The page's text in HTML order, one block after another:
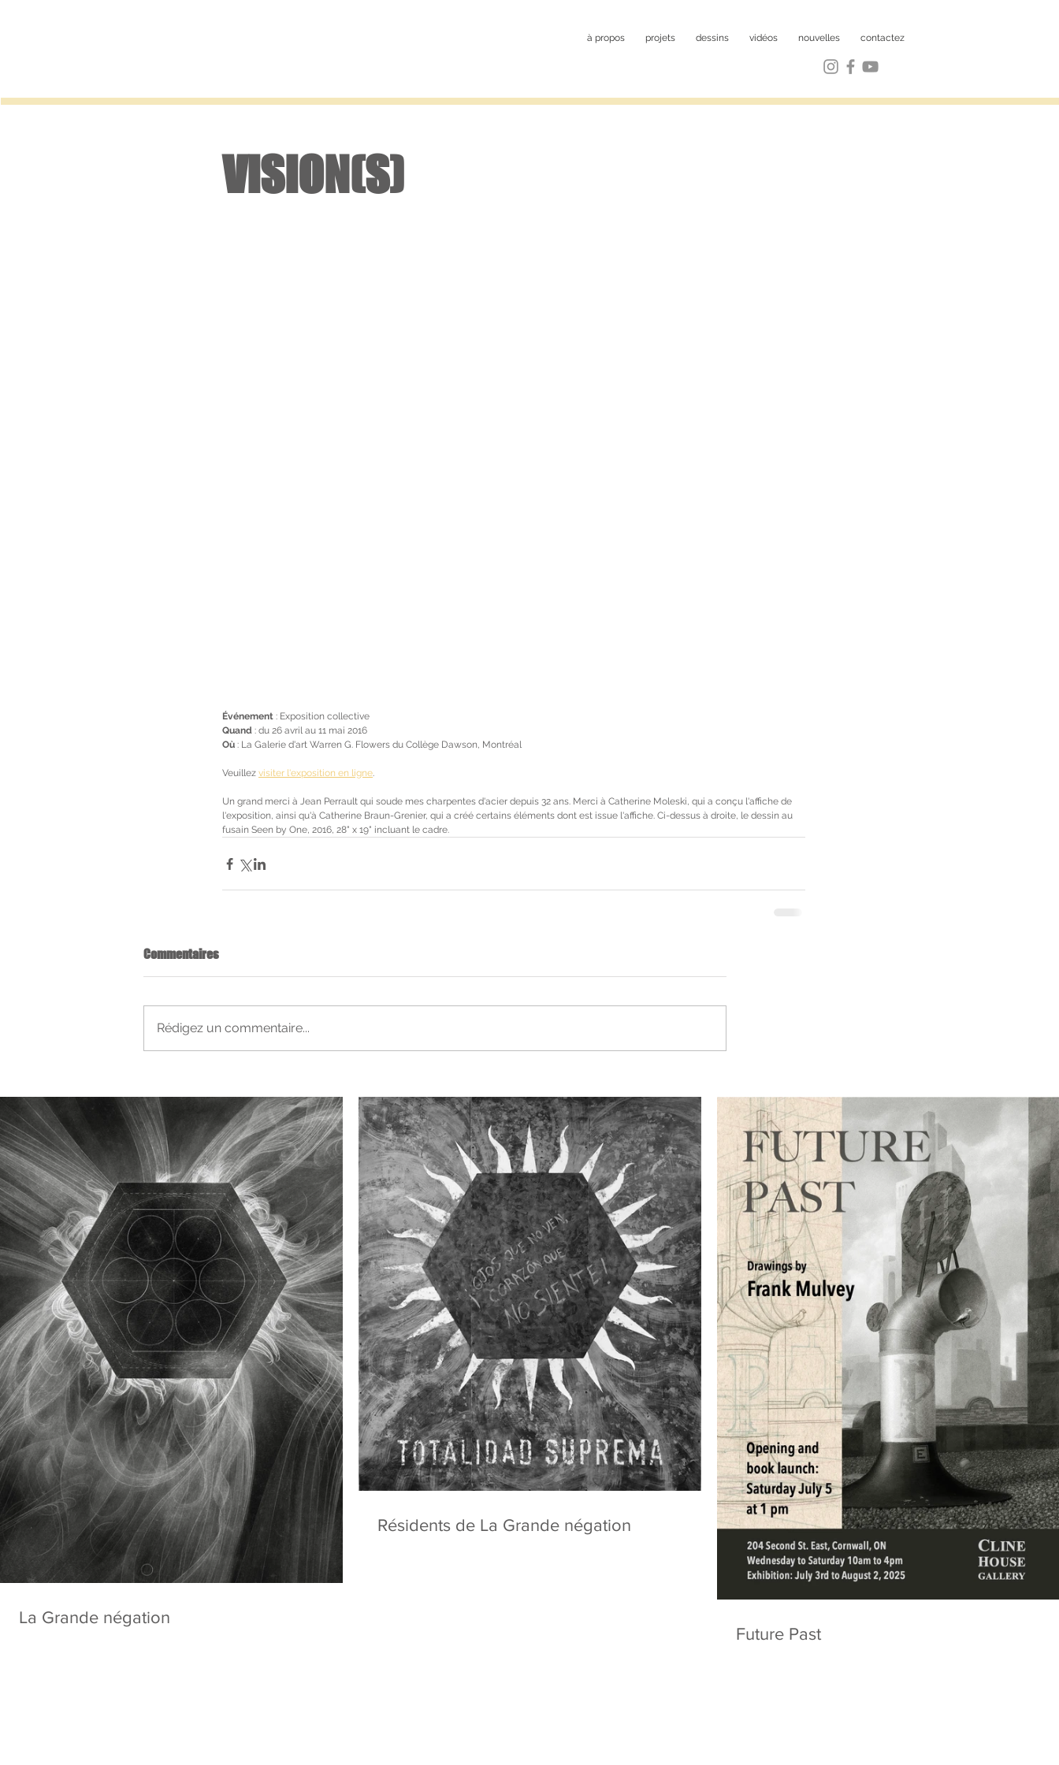
à propos projets dessins vidéos nouvelles contactez
VISION(S)
Événement : Exposition collective
Quand : du 26 avril au 11 mai 2016
Où : La Galerie d'art Warren G. Flowers du Collège Dawson, Montréal
Veuillez visiter l'exposition en ligne.
Un grand merci à Jean Perrault qui soude mes charpentes d'acier depuis 32 ans. Merci à Catherine Moleski, qui a conçu l'affiche de
l'exposition, ainsi qu'à Catherine Braun-Grenier, qui a créé certains éléments dont est issue l'affiche. Ci-dessus à droite, le dessin au
fusain Seen by One, 2016, 28" x 19" incluant le cadre.
Commentaires
Rédigez un commentaire...
La Grande négation
Résidents de La Grande négation
Future Past